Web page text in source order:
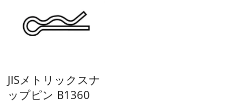
て接続されます。
JISメトリックスナ
ップピン B1360